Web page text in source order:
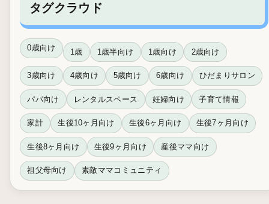
タグクラウド
0歳向け 1歳 1歳半向け 1歳向け 2歳向け
3歳向け 4歳向け 5歳向け 6歳向け ひだまりサロン
パパ向け レンタルスペース 妊婦向け 子育て情報
家計 生後10ヶ月向け 生後6ヶ月向け 生後7ヶ月向け
生後8ヶ月向け 生後9ヶ月向け 産後ママ向け
祖父母向け 素敵ママコミュニティ